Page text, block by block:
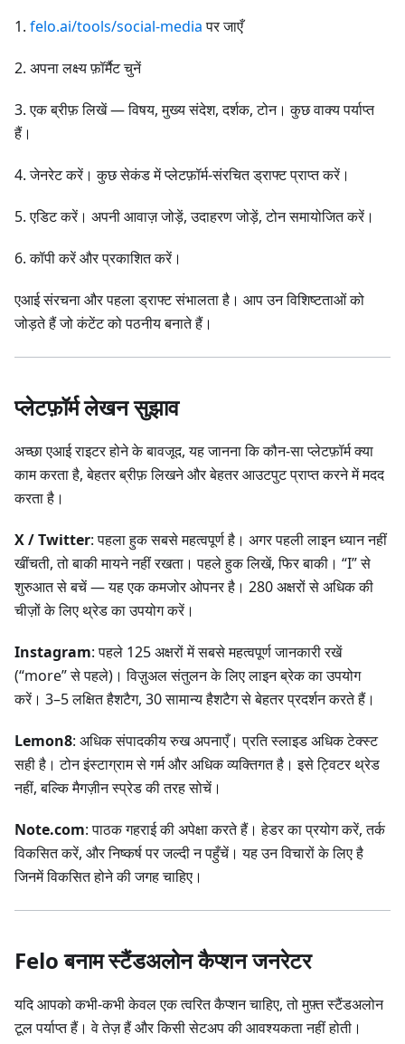
1. felo.ai/tools/social-mediaपर जाएँ
2. अपना लक्ष्य फ़ॉर्मैट चुनें
3. एक ब्रीफ़ लिखें — विषय, मुख्य संदेश, दर्शक, टोन। कुछ वाक्य पर्याप्त
हैं।
4. जेनरेट करें। कुछ सेकंड में प्लेटफ़ॉर्म-संरचित ड्राफ्ट प्राप्त करें।
5. एडिट करें। अपनी आवाज़ जोड़ें, उदाहरण जोड़ें, टोन समायोजित करें।
6. कॉपी करें और प्रकाशित करें।
एआई संरचना और पहला ड्राफ्ट संभालता है। आप उन विशिष्टताओं को
जोड़ते हैं जो कंटेंट को पठनीय बनाते हैं।
प्लेटफ़ॉर्म लेखन सुझाव
अच्छा एआई राइटर होने के बावजूद, यह जानना कि कौन-सा प्लेटफ़ॉर्म क्या
काम करता है, बेहतर ब्रीफ़ लिखने और बेहतर आउटपुट प्राप्त करने में मदद
करता है।
X / Twitter: पहला हुक सबसे महत्वपूर्ण है। अगर पहली लाइन ध्यान नहीं
खींचती, तो बाकी मायने नहीं रखता। पहले हुक लिखें, फिर बाकी। “I” से
शुरुआत से बचें — यह एक कमजोर ओपनर है। 280 अक्षरों से अधिक की
चीज़ों के लिए थ्रेड का उपयोग करें।
Instagram: पहले 125 अक्षरों में सबसे महत्वपूर्ण जानकारी रखें
(“more” से पहले)। विज़ुअल संतुलन के लिए लाइन ब्रेक का उपयोग
करें। 3–5 लक्षित हैशटैग, 30 सामान्य हैशटैग से बेहतर प्रदर्शन करते हैं।
Lemon8: अधिक संपादकीय रुख अपनाएँ। प्रति स्लाइड अधिक टेक्स्ट
सही है। टोन इंस्टाग्राम से गर्म और अधिक व्यक्तिगत है। इसे ट्विटर थ्रेड
नहीं, बल्कि मैगज़ीन स्प्रेड की तरह सोचें।
Note.com: पाठक गहराई की अपेक्षा करते हैं। हेडर का प्रयोग करें, तर्क
विकसित करें, और निष्कर्ष पर जल्दी न पहुँचें। यह उन विचारों के लिए है
जिनमें विकसित होने की जगह चाहिए।
Felo बनाम स्टैंडअलोन कैप्शन जनरेटर
यदि आपको कभी-कभी केवल एक त्वरित कैप्शन चाहिए, तो मुफ़्त स्टैंडअलोन
टूल पर्याप्त हैं। वे तेज़ हैं और किसी सेटअप की आवश्यकता नहीं होती।